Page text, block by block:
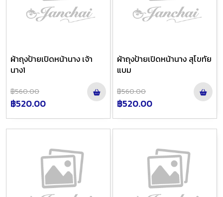
ผ้าถุงป้ายเปิดหน้านาง เจ้า
นาง1
฿560.00
฿520.00
ผ้าถุงป้ายเปิดหน้านาง สุโขทัย
แบม
฿560.00
฿520.00